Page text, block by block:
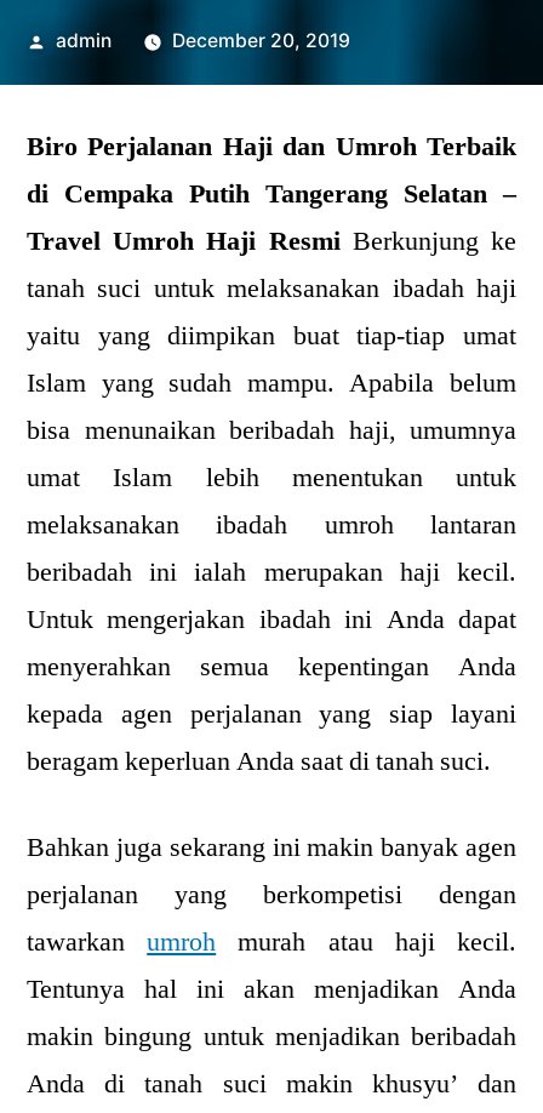
Posted
admin December 20, 2019
Biro Perjalanan Haji dan Umroh Terbaik
di Cempaka Putih Tangerang Selatan –
Travel Umroh Haji Resmi Berkunjung ke
tanah suci untuk melaksanakan ibadah haji
yaitu yang diimpikan buat tiap-tiap umat
Islam yang sudah mampu. Apabila belum
bisa menunaikan beribadah haji, umumnya
umat Islam lebih menentukan untuk
melaksanakan ibadah umroh lantaran
beribadah ini ialah merupakan haji kecil.
Untuk mengerjakan ibadah ini Anda dapat
menyerahkan semua kepentingan Anda
kepada agen perjalanan yang siap layani
beragam keperluan Anda saat di tanah suci.
Bahkan juga sekarang ini makin banyak agen
perjalanan yang berkompetisi dengan
tawarkanumroh murah atau haji kecil.
Tentunya hal ini akan menjadikan Anda
makin bingung untuk menjadikan beribadah
Anda di tanah suci makin khusyu’ dan